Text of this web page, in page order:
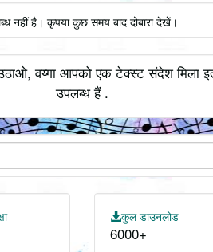
नहीं है। कृपया कुछ समय बाद दोबारा देखें।
वय्गा आपको एक टेक्स्ट संदेश मिला
उपलब्ध हैं .
कुल डाउनलोड
6000+